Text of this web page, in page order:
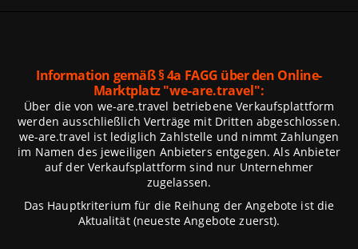
Information gemäß § 4a FAGG über den Online-
Marktplatz"we-are.travel":
Über die von we-are.travel betriebene Verkaufsplattform
werden ausschließlich Verträge mit Dritten abgeschlossen.
we-are.travel ist lediglich Zahlstelle und nimmt Zahlungen
im Namen des jeweiligen Anbieters entgegen. Als Anbieter
auf der Verkaufsplattform sind nur Unternehmer
zugelassen.
Das Hauptkriterium für die Reihung der Angebote ist die
Aktualität (neueste Angebote zuerst).